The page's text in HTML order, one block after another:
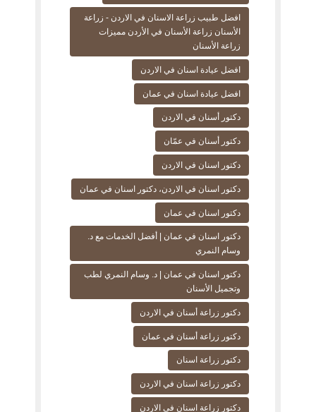
افضل طبيب زراعة الاسنان في الاردن - زراعة
الأسنان زراعة الأسنان في الأردن مميزات
زراعة الأسنان
افضل عيادة اسنان في الاردن
افضل عيادة اسنان في عمان
دكتور أسنان في الاردن
دكتور أسنان في عمّان
دكتور اسنان في الاردن
دكتور اسنان في الاردن، دكتور اسنان في عمان
دكتور اسنان في عمان
دكتور اسنان في عمان | أفضل الخدمات مع د.
وسام النمري
دكتور اسنان في عمان | د. وسام النمري لطب
وتجميل الأسنان
دكتور زراعة أسنان في الاردن
دكتور زراعة أسنان في عمان
دكتور زراعة اسنان
دكتور زراعة اسنان في الاردن
دكتور زراعة اسنان في الاردن